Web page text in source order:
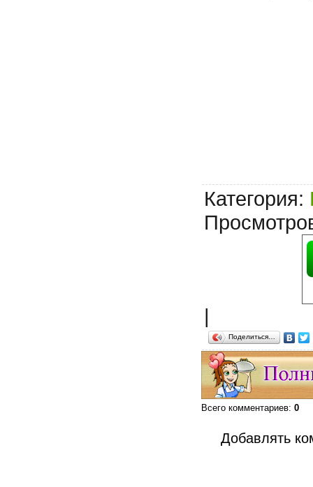
Категория:
|
Поделиться…
Всего комментариев: 0
Добавлять